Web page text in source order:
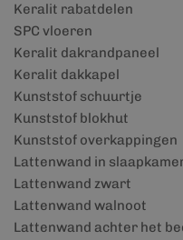
Keralit rabatdelen
SPC vloeren
Keralit dakrandpaneel
Keralit dakkapel
Kunststof schuurtje
Kunststof blokhut
Kunststof overkappingen
Lattenwand in
Lattenwand zwart
Lattenwand walnoot
Lattenwand achter het